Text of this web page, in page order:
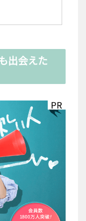
出会えた